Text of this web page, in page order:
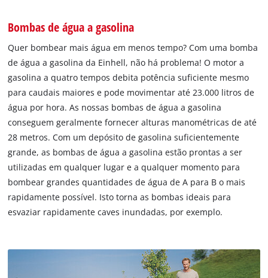
Bombas de água a gasolina
Quer bombear mais água em menos tempo? Com uma bomba
de água a gasolina da Einhell, não há problema! O motor a
gasolina a quatro tempos debita potência suficiente mesmo
para caudais maiores e pode movimentar até 23.000 litros de
água por hora. As nossas bombas de água a gasolina
conseguem geralmente fornecer alturas manométricas de até
28 metros. Com um depósito de gasolina suficientemente
grande, as bombas de água a gasolina estão prontas a ser
utilizadas em qualquer lugar e a qualquer momento para
bombear grandes quantidades de água de A para B o mais
rapidamente possível. Isto torna as bombas ideais para
esvaziar rapidamente caves inundadas, por exemplo.